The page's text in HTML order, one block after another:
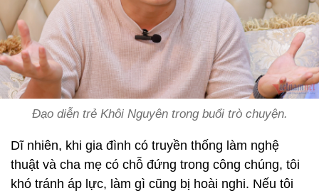
Đạo diễn trẻ Khôi Nguyên trong buổi trò chuyện.
Dĩ nhiên, khi gia đình có truyền thống làm nghệ
thuật và cha mẹ có chỗ đứng trong công chúng, tôi
khó tránh áp lực, làm gì cũng bị hoài nghi. Nếu tôi